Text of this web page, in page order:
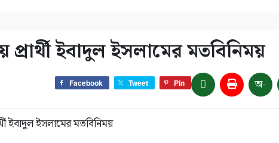
প্রার্থী ইবাদুল ইসলামের মতবিনিময়
Facebook Tweet Pin অ-